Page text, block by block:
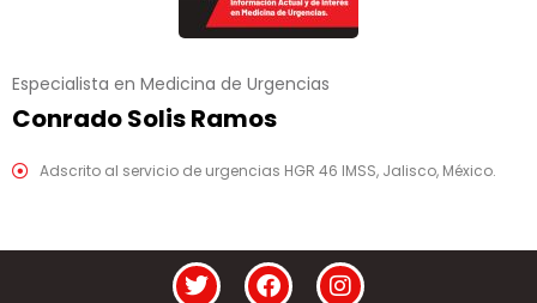
Especialista en Medicina de Urgencias
Conrado Solis Ramos
Adscrito al servicio de urgencias HGR 46 IMSS, Jalisco, México.